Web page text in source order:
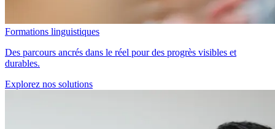
Formations linguistiques
Des parcours ancrés dans le réel pour des progrès visibles et
durables.
Explorez nos solutions